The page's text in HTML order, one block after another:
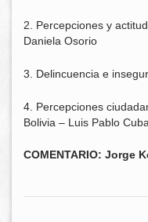
2. Percepciones y
Daniela Osorio
3. Delincuencia e
4. Percepciones
Bolivia – Luis Pablo Cuba
COMENTARIO: Jorge